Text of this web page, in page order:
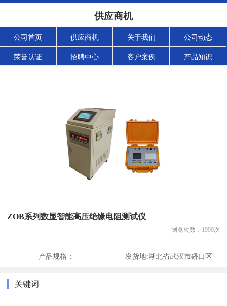
供应商机
公司首页 供应商机 关于我们 公司动态
荣誉认证 招聘中心 客户案例 产品知识
ZOB系列数显智能高压绝缘电阻测试仪
浏览次数： 1990次
产品规格： 发货地:湖北省武汉市硚口区
关键词